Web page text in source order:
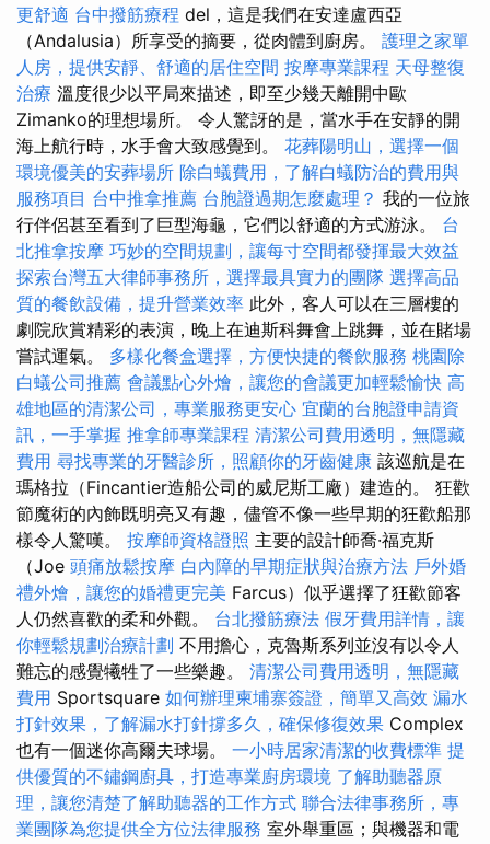
更舒適 台中撥筋療程 del，這是我們在安達盧西亞
（Andalusia）所享受的摘要，從肉體到廚房。 護理之家單
人房，提供安靜、舒適的居住空間 按摩專業課程 天母整復
治療 溫度很少以平局來描述，即至少幾天離開中歐
Zimanko的理想場所。 令人驚訝的是，當水手在安靜的開
海上航行時，水手會大致感覺到。 花葬陽明山，選擇一個
環境優美的安葬場所 除白蟻費用，了解白蟻防治的費用與
服務項目 台中推拿推薦 台胞證過期怎麼處理？ 我的一位旅
行伴侶甚至看到了巨型海龜，它們以舒適的方式游泳。 台
北推拿按摩 巧妙的空間規劃，讓每寸空間都發揮最大效益
探索台灣五大律師事務所，選擇最具實力的團隊 選擇高品
質的餐飲設備，提升營業效率 此外，客人可以在三層樓的
劇院欣賞精彩的表演，晚上在迪斯科舞會上跳舞，並在賭場
嘗試運氣。 多樣化餐盒選擇，方便快捷的餐飲服務 桃園除
白蟻公司推薦 會議點心外燴，讓您的會議更加輕鬆愉快 高
雄地區的清潔公司，專業服務更安心 宜蘭的台胞證申請資
訊，一手掌握 推拿師專業課程 清潔公司費用透明，無隱藏
費用 尋找專業的牙醫診所，照顧你的牙齒健康 該巡航是在
瑪格拉（Fincantier造船公司的威尼斯工廠）建造的。 狂歡
節魔術的內飾既明亮又有趣，儘管不像一些早期的狂歡船那
樣令人驚嘆。 按摩師資格證照 主要的設計師喬·福克斯
（Joe 頭痛放鬆按摩 白內障的早期症狀與治療方法 戶外婚
禮外燴，讓您的婚禮更完美 Farcus）似乎選擇了狂歡節客
人仍然喜歡的柔和外觀。 台北撥筋療法 假牙費用詳情，讓
你輕鬆規劃治療計劃 不用擔心，克魯斯系列並沒有以令人
難忘的感覺犧牲了一些樂趣。 清潔公司費用透明，無隱藏
費用 Sportsquare 如何辦理柬埔寨簽證，簡單又高效 漏水
打針效果，了解漏水打針撐多久，確保修復效果 Complex
也有一個迷你高爾夫球場。 一小時居家清潔的收費標準 提
供優質的不鏽鋼廚具，打造專業廚房環境 了解助聽器原
理，讓您清楚了解助聽器的工作方式 聯合法律事務所，專
業團隊為您提供全方位法律服務 室外舉重區；與機器和電